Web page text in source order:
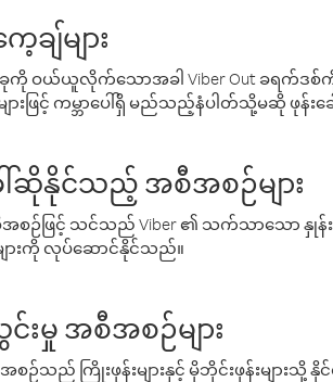
ျ်များ
ကို ဝယ်ယူလိုက်သောအခါ Viber Out ခရက်
းဖြင့် ကမ္ဘာပေါ်ရှိ မည်သည့်နံပါတ်သို့မဆို ဖုန်း
ါ်ဆိုနိုင်သည့် အစီအစဉ်များ
အစဉ်ဖြင့် သင်သည် Viber ၏ သက်သာသော နှုန်
ျားကို လုပ်ဆောင်နိုင်သည်။
းမှု အစီအစဉ်များ
စဉ်သည် ကြိုးဖုန်းများနှင့် မိုဘိုင်းဖုန်းများ